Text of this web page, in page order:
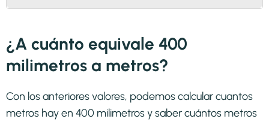
¿A cuánto equivale 400
milimetros a metros?
Con los anteriores valores, podemos calcular cuantos
metros hay en 400 milimetros y saber cuántos metros